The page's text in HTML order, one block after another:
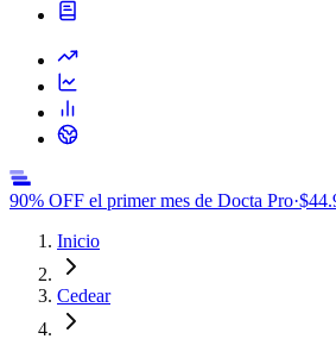
90% OFF el primer mes de Docta Pro·
Inicio
Cedear